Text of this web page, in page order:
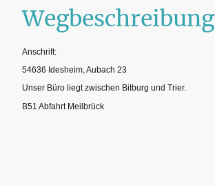
Wegbeschreibung
Anschrift:
54636 Idesheim, Aubach 23
Unser Büro liegt zwischen Bitburg und Trier.
B51 Abfahrt Meilbrück